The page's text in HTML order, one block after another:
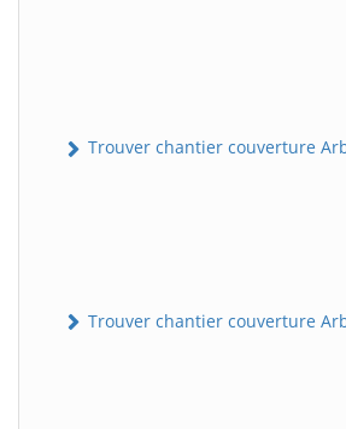
Trouver chantier couverture
Trouver chantier couverture